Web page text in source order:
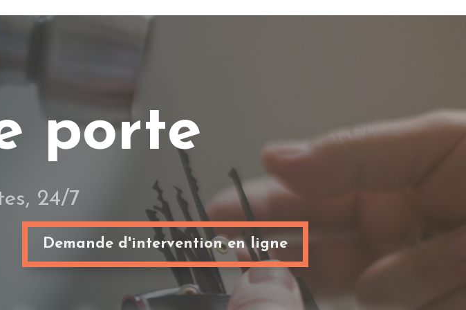
porte
24/7
Demande d'intervention en ligne